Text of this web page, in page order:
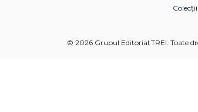
Colecții
© 2026 Grupul Editorial TREI. Toate